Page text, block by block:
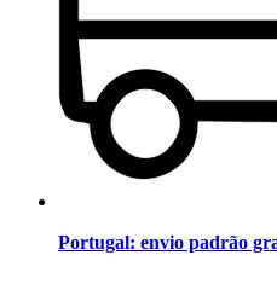
Portugal: envio padrão